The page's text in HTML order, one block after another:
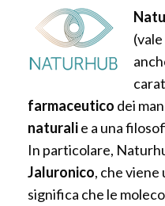
farmaceutico dei
naturalie a una
In particolare,
Jaluronico, che viene
significa che le